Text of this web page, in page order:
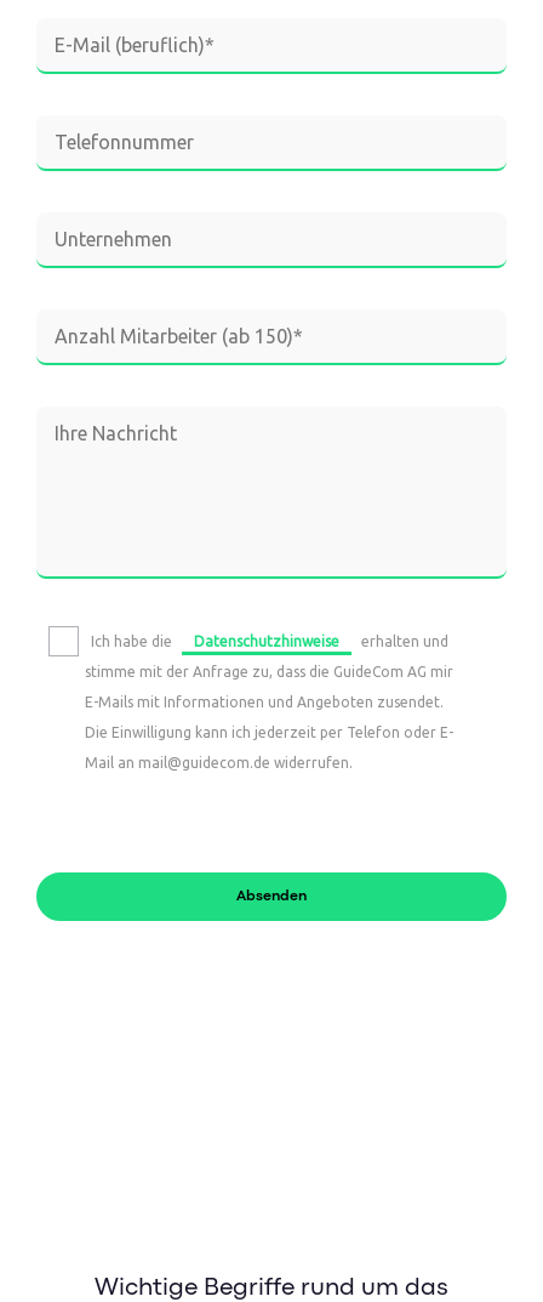
Ich habe die Datenschutzhinweise
erhalten und
stimme mit der Anfrage zu, dass die GuideCom AG mir
E-Mails mit Informationen und Angeboten zusendet.
Die Einwilligung kann ich jederzeit per Telefon oder E-
Mail an mail@guidecom.de widerrufen.
Absenden
Wichtige Begriffe rund um das